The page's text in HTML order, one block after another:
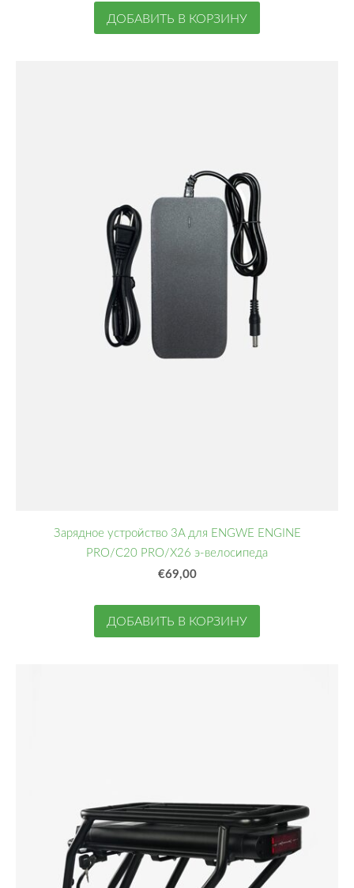
ДОБАВИТЬ В КОРЗИНУ
Зарядное устройство 3A для ENGWE ENGINE
PRO/C20 PRO/X26 э-велосипеда
€69,00
ДОБАВИТЬ В КОРЗИНУ